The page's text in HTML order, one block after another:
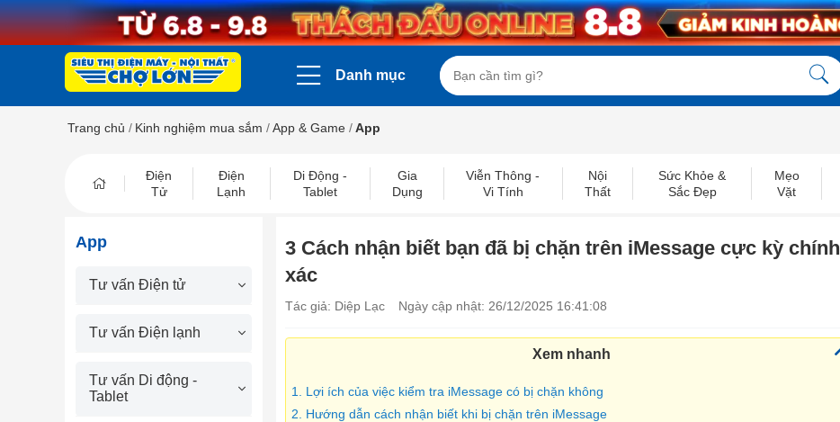
Danh mục
Trang chủ / Kinh nghiệm mua sắm /App & Game /App
Điện
Tử
Điện
Lạnh
Di Động -
Tablet
Gia
Dụng
Viễn Thông -
Vi Tính
Nội
Thất
Sức Khỏe &
Sắc Đẹp
Mẹo
Vặt
App
Tư vấn Điện tử
Tư vấn Điện lạnh
Tư vấn Di động -
Tablet
3 Cách nhận biết bạn đã bị chặn trên iMessage cực kỳ chính
xác
Tác giả: Diệp Lạc Ngày cập nhật: 26/12/2025 16:41:08
Xem nhanh
1. Lợi ích của việc kiểm tra iMessage có bị chặn không
2. Hướng dẫn cách nhận biết khi bị chặn trên iMessage